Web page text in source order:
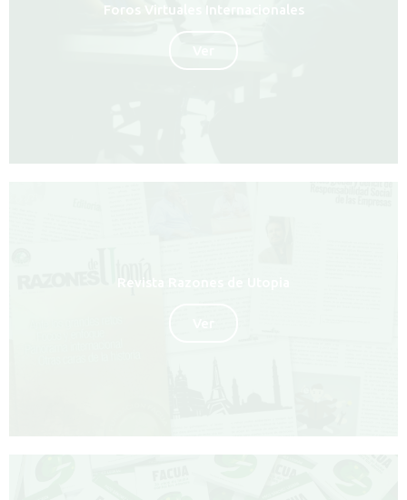
Foros Virtuales Internacionales
Ver
Revista Razones de Utopia